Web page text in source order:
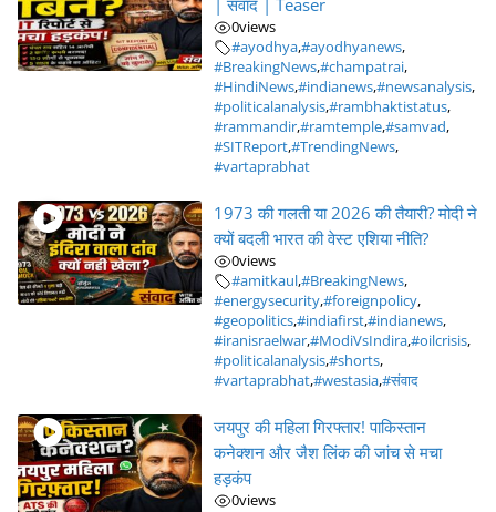
| संवाद | Teaser
0views
#ayodhya,#ayodhyanews,
#BreakingNews,#champatrai,
#HindiNews,#indianews,#newsanalysis,
#politicalanalysis,#rambhaktistatus,
#rammandir,#ramtemple,#samvad,
#SITReport,#TrendingNews,
#vartaprabhat
1973 की गलती या 2026 की तैयारी? मोदी ने
क्यों बदली भारत की वेस्ट एशिया नीति?
0views
#amitkaul,#BreakingNews,
#energysecurity,#foreignpolicy,
#geopolitics,#indiafirst,#indianews,
#iranisraelwar,#ModiVsIndira,#oilcrisis,
#politicalanalysis,#shorts,
#vartaprabhat,#westasia,#संवाद
जयपुर की महिला गिरफ्तार! पाकिस्तान
कनेक्शन और जैश लिंक की जांच से मचा
हड़कंप
0views